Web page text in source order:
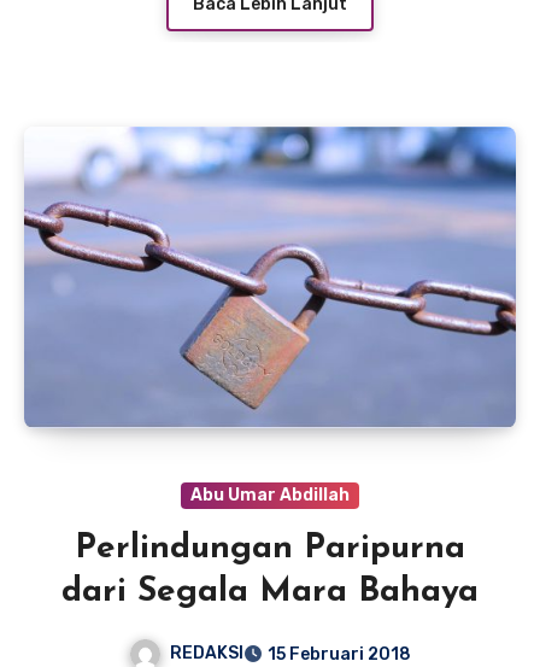
Baca Lebih Lanjut
Abu Umar Abdillah
Perlindungan Paripurna
dari Segala Mara Bahaya
REDAKSI 15 Februari 2018